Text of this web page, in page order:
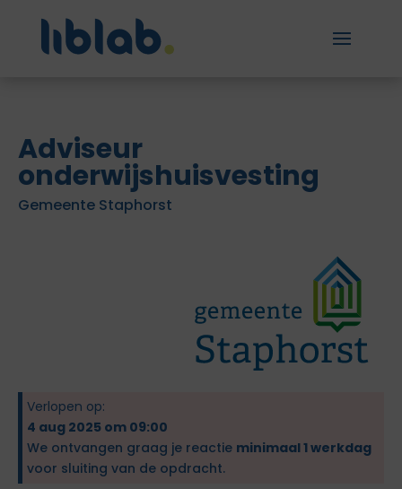
Adviseur
onderwijshuisvesting
Gemeente Staphorst
Verlopen op:
4 aug 2025 om 09:00
We ontvangen graag je reactie minimaal 1 werkdag
voor sluiting van de opdracht.